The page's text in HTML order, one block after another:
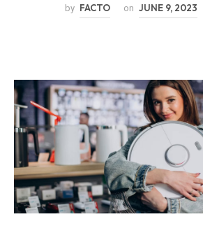
by FACTO on JUNE 9, 2023